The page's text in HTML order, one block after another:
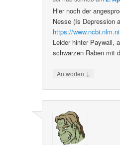
Hier noch der
Nesse (Is Depression
https://
Leider hinter Paywall,
schwarzen Raben mit
Antworten ↓